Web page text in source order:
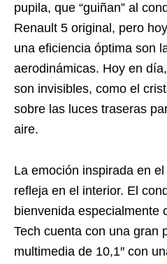
pupila, que “guiñan” al
Renault 5 original, pero
una eficiencia óptima son
aerodinámicas. Hoy en
son invisibles, como el
sobre las luces traseras
aire.
La emoción inspirada en
refleja en el interior. El
bienvenida especialmente
Tech cuenta con una gran
multimedia de 10,1″ con